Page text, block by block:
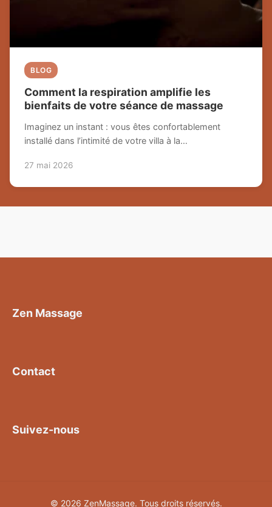
BLOG
Comment la respiration amplifie les
bienfaits de votre séance de massage
Imaginez un instant : vous êtes confortablement
installé dans l’intimité de votre villa à la…
27 mai 2026
Zen Massage
Contact
Suivez-nous
© 2026 ZenMassage. Tous droits réservés.